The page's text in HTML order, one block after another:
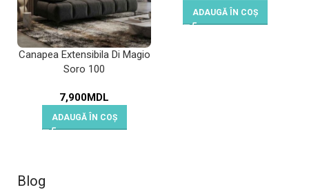
Canapea Extensibila Di Magio
Soro 100
7,900MDL
ADAUGĂ ÎN COȘ
ADAUGĂ ÎN COȘ
Blog